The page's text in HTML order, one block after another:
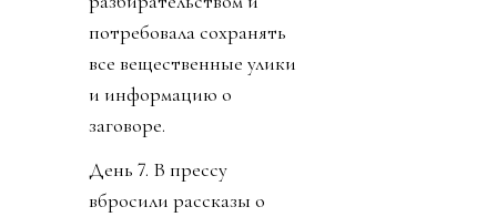
потребовала сохранять
все вещественные улики
и информацию о
заговоре.
День 7. В прессу
вбросили рассказы о